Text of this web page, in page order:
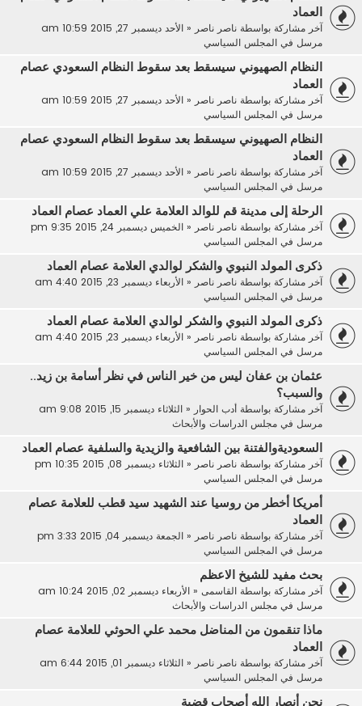
العماد
آخر مشاركة بواسطة ناصر ناصر« الأحد ديسمبر 27, 2015 10:59 am
مرسل في المجلس السياسي
النظام الصهيوني سيسقط بعد سقوط النظام السعودي عصام
العماد
آخر مشاركة بواسطة ناصر ناصر« الأحد ديسمبر 27, 2015 10:59 am
مرسل في المجلس السياسي
النظام الصهيوني سيسقط بعد سقوط النظام السعودي عصام
العماد
آخر مشاركة بواسطة ناصر ناصر« الأحد ديسمبر 27, 2015 10:59 am
مرسل في المجلس السياسي
الرحلة إلى مدينة قم للوالد العلامة علي العماد عصام العماد
آخر مشاركة بواسطة ناصر ناصر« الخميس ديسمبر 24, 2015 9:35 pm
مرسل في المجلس السياسي
ذكرى المولد النبوي والشكر لوالدي العلامة عصام العماد
آخر مشاركة بواسطة ناصر ناصر« الأربعاء ديسمبر 23, 2015 4:40 am
مرسل في المجلس السياسي
ذكرى المولد النبوي والشكر لوالدي العلامة عصام العماد
آخر مشاركة بواسطة ناصر ناصر« الأربعاء ديسمبر 23, 2015 4:40 am
مرسل في المجلس السياسي
عثمان بن عفان ليس من خير الناس في نظر أسامة بن زيد..
والسبب؟
آخر مشاركة بواسطة أدب الحوار« الثلاثاء ديسمبر 15, 2015 9:08 am
مرسل في مجلس الدراسات والأبحاث
السعوديةوالفتنة بين الشافعية والزيدية والسلفية عصام العماد
آخر مشاركة بواسطة ناصر ناصر« الثلاثاء ديسمبر 08, 2015 10:35 pm
مرسل في المجلس السياسي
أمريكا أخطر من روسيا عند الشهيد سيد قطب للعلامة عصام
العماد
آخر مشاركة بواسطة ناصر ناصر« الجمعة ديسمبر 04, 2015 3:33 pm
مرسل في المجلس السياسي
بحث مفيد للشيخ الاعظم
آخر مشاركة بواسطة القاسمى« الأربعاء ديسمبر 02, 2015 10:24 am
مرسل في مجلس الدراسات والأبحاث
ماذا تنقمون من المناضل محمد علي الحوثي للعلامة عصام
العماد
آخر مشاركة بواسطة ناصر ناصر« الثلاثاء ديسمبر 01, 2015 6:44 am
مرسل في المجلس السياسي
نحن أنصار الله أصحاب قضية